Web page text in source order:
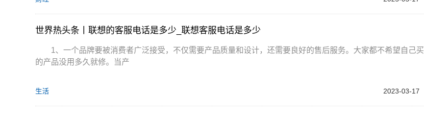
世界热头条丨联想的客服电话是多少_联想客服电话是多少
1、一个品牌要被消费者广泛接受，不仅需要产品质量和设计，还需要良好的售后服务。大家都不希望自己买
的产品没用多久就修。当产
生活 2023-03-17